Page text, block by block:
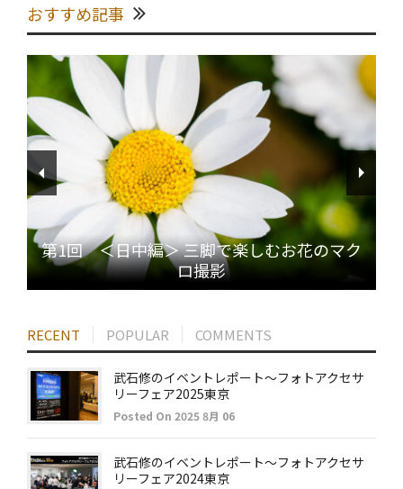
おすすめ記事
第1回 ＜日中編＞ 三脚で楽しむお花のマク
ロ撮影
RECENT POPULAR COMMENTS
武石修のイベントレポート～フォトアクセサ
リーフェア2025東京
Posted On 2025 8月 06
武石修のイベントレポート～フォトアクセサ
リーフェア2024東京